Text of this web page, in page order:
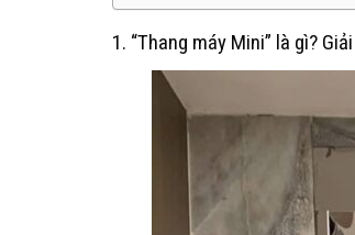
1. “Thang máy Mini” là gì?